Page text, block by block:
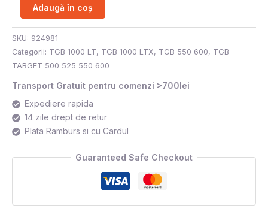
Adaugă în coș
SKU: 924981
Categorii: TGB 1000 LT, TGB 1000 LTX, TGB 550 600, TGB
TARGET 500 525 550 600
Transport Gratuit pentru comenzi >700lei
Expediere rapida
14 zile drept de retur
Plata Ramburs si cu Cardul
Guaranteed Safe Checkout